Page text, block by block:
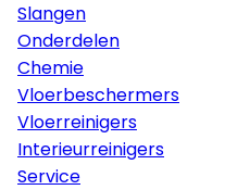
Slangen
Onderdelen
Chemie
Vloerbeschermers
Vloerreinigers
Interieurreinigers
Service